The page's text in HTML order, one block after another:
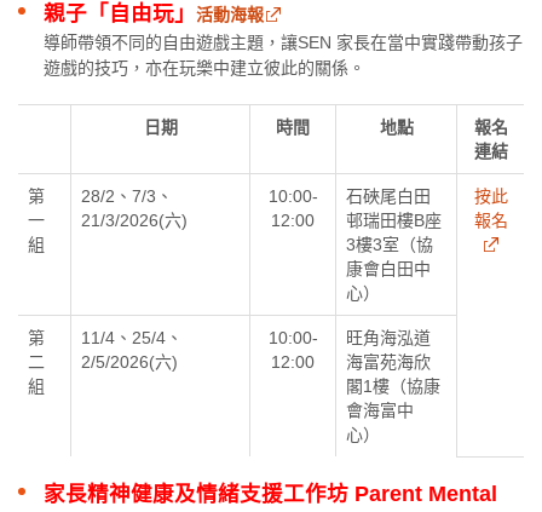
親子「自由玩」活動海報
導師帶領不同的自由遊戲主題，讓SEN 家長在當中實踐帶動孩子
遊戲的技巧，亦在玩樂中建立彼此的關係。
日期 時間 地點
報名
連結
第
一
組
28/2、7/3、
21/3/2026(六)
10:00-
12:00
石硤尾白田
邨瑞田樓B座
3樓3室（協
康會白田中
心）
按此
報名
第
二
組
11/4、25/4、
2/5/2026(六)
10:00-
12:00
旺角海泓道
海富苑海欣
閣1樓（協康
會海富中
心）
家長精神健康及情緒支援工作坊 Parent Mental